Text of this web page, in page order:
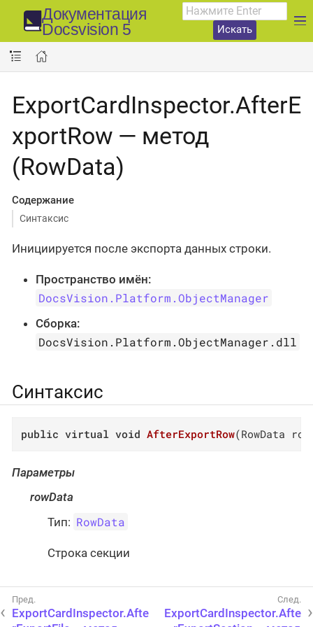
Документация
Docsvision 5
Искать
ExportCardInspector.AfterE
xportRow — метод
(RowData)
Содержание
Синтаксис
Инициируется после экспорта данных строки.
Пространство имён:
DocsVision.Platform.ObjectManager
Сборка:
DocsVision.Platform.ObjectManager.dll
Синтаксис
public virtual void AfterExportRow(RowData
Параметры
rowData
Тип: RowData
Строка секции
ExportCardInspector.Afte
ExportCardInspector.Afte